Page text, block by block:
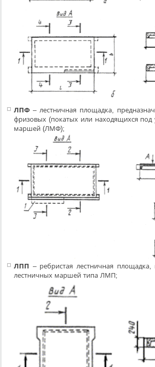
ЛПФ – лестничная площадка,
фризовых (покатых или находящихся под
маршей (ЛМФ);
ЛПП – ребристая лестничная площадка,
лестничных маршей типа ЛМП;